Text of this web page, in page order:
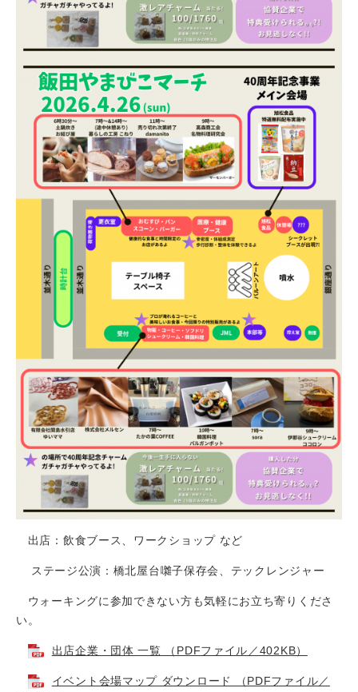
出店：飲食ブース、ワークショップ など
ステージ公演： 橋北屋台囃子保存会、テックレンジャー
ウォーキングに参加できない方も気軽にお立ち寄りくださ
い。
出店企業・団体 一覧 （PDFファイル／402KB）
イベント会場マップ ダウンロード （PDFファイル／